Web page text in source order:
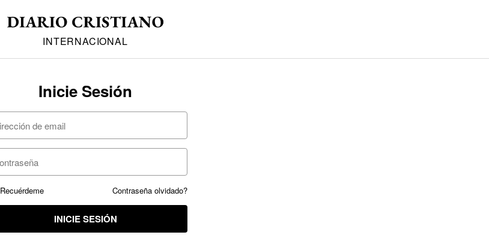
INTERNACIONAL
Inicie Sesión
Contraseña olvidado?
Recuérdeme
INICIE SESIÓN